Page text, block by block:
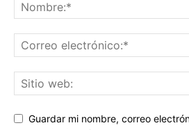
Guardar mi nombre, correo